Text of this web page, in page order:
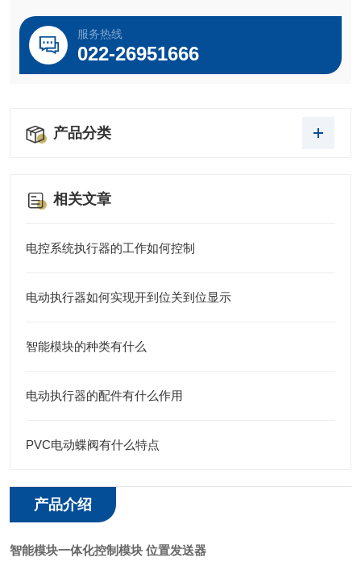
服务热线
022-26951666
产品分类
相关文章
电控系统执行器的工作如何控制
电动执行器如何实现开到位关到位显示
智能模块的种类有什么
电动执行器的配件有什么作用
PVC电动蝶阀有什么特点
产品介绍
智能模块一体化控制模块 位置发送器